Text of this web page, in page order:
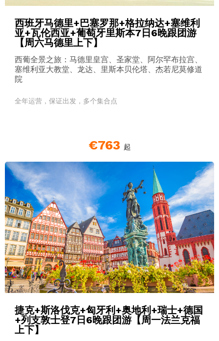
西班牙马德里+巴塞罗那+格拉纳达+塞维利
亚+瓦伦西亚+葡萄牙里斯本7日6晚跟团游
【周六马德里上下】
西葡全景之旅：马德里皇宫、圣家堂、阿尔罕布拉宫、
塞维利亚大教堂、龙达、里斯本贝伦塔、杰若尼莫修道
院
全年运营，保证出发，多个集合点
€763 起
捷克+斯洛伐克+匈牙利+奥地利+瑞士+德国
+列支敦士登7日6晚跟团游【周一法兰克福
上下】